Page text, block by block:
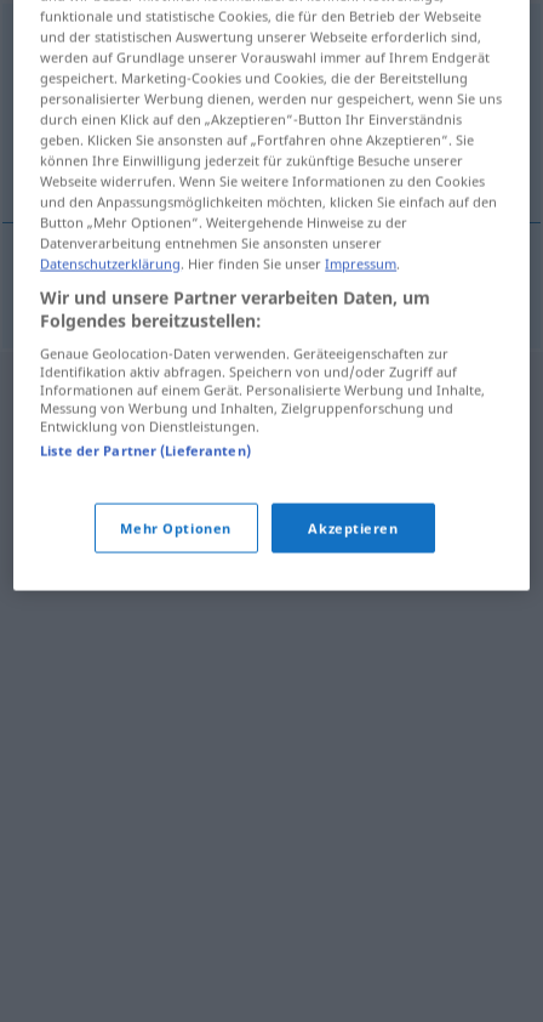
besprijekoran
Übersicht aller Übersetzungen
(Für mehr Details die Übersetzung anklicken/antippen)
einwandfrei, tadellos
einwandfrei,tadellos besprijekoran
funktionale und statistische Cookies, die für den Betrieb der Webseite
und der statistischen Auswertung unserer Webseite erforderlich sind,
werden auf Grundlage unserer Vorauswahl immer auf Ihrem Endgerät
gespeichert. Marketing-Cookies und Cookies, die der Bereitstellung
personalisierter Werbung dienen, werden nur gespeichert, wenn Sie uns
durch einen Klick auf den „Akzeptieren“-Button Ihr Einverständnis
geben. Klicken Sie ansonsten auf „Fortfahren ohne Akzeptieren“. Sie
können Ihre Einwilligung jederzeit für zukünftige Besuche unserer
Webseite widerrufen. Wenn Sie weitere Informationen zu den Cookies
und den Anpassungsmöglichkeiten möchten, klicken Sie einfach auf den
Button „Mehr Optionen“. Weitergehende Hinweise zu der
Datenverarbeitung entnehmen Sie ansonsten unserer
Datenschutzerklärung. Hier finden Sie unserImpressum.
Wir und unsere Partner verarbeiten Daten, um
Folgendes bereitzustellen:
Genaue Geolocation-Daten verwenden. Geräteeigenschaften zur
Identifikation aktiv abfragen. Speichern von und/oder Zugriff auf
Informationen auf einem Gerät. Personalisierte Werbung und Inhalte,
Messung von Werbung und Inhalten, Zielgruppenforschung und
Entwicklung von Dienstleistungen.
Liste der Partner (Lieferanten)
Mehr Optionen Akzeptieren